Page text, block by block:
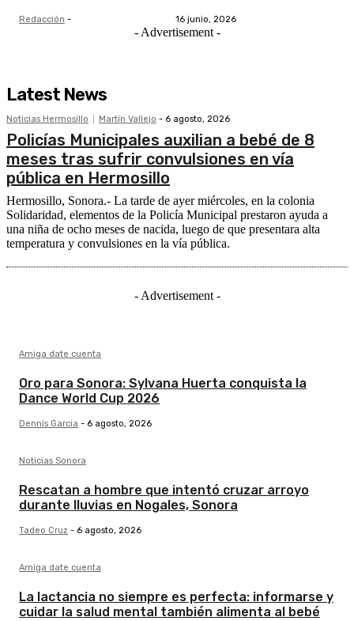
Redacción - 16 junio, 2026
- Advertisement -
Latest News
Noticias Hermosillo Martín Vallejo - 6 agosto, 2026
Policías Municipales auxilian a bebé de 8
meses tras sufrir convulsiones en vía
pública en Hermosillo
Hermosillo, Sonora.- La tarde de ayer miércoles, en la colonia
Solidaridad, elementos de la Policía Municipal prestaron ayuda a
una niña de ocho meses de nacida, luego de que presentara alta
temperatura y convulsiones en la vía pública.
- Advertisement -
Amiga date cuenta
Oro para Sonora: Sylvana Huerta conquista la
Dance World Cup 2026
Dennis Garcia - 6 agosto, 2026
Noticias Sonora
Rescatan a hombre que intentó cruzar arroyo
durante lluvias en Nogales, Sonora
Tadeo Cruz - 6 agosto, 2026
Amiga date cuenta
La lactancia no siempre es perfecta: informarse y
cuidar la salud mental también alimenta al bebé